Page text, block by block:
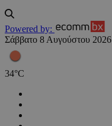
Powered by:
Σάββατο 8 Αυγούστου 2026
34°C